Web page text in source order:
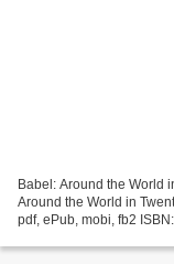
Babel: Around the World
Around the World in
pdf, ePub, mobi, fb2